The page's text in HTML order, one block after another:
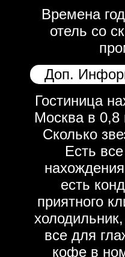
Времена
отель со
Доп.
Гостиница
Москва в 0,8
Сколько
Есть
есть
приятного
все для
кофе в